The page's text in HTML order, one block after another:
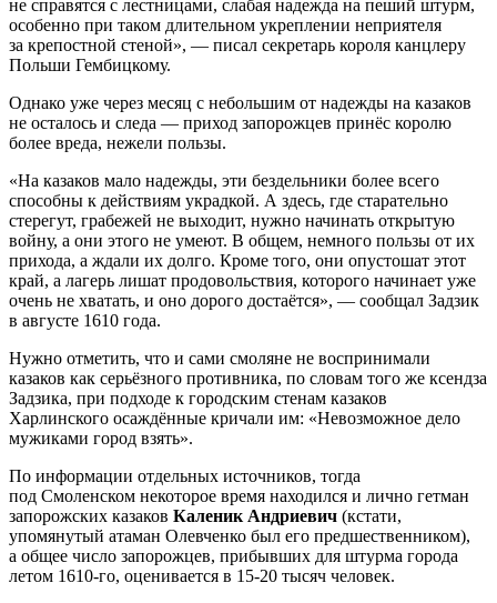
не справятся с лестницами, слабая надежда на пеший штурм,
особенно при таком длительном укреплении неприятеля
за крепостной стеной», — писал секретарь короля канцлеру
Польши Гембицкому.
Однако уже через месяц с небольшим от надежды на казаков
не осталось и следа — приход запорожцев принёс королю
более вреда, нежели пользы.
«На казаков мало надежды, эти бездельники более всего
способны к действиям украдкой. А здесь, где старательно
стерегут, грабежей не выходит, нужно начинать открытую
войну, а они этого не умеют. В общем, немного пользы от их
прихода, а ждали их долго. Кроме того, они опустошат этот
край, а лагерь лишат продовольствия, которого начинает уже
очень не хватать, и оно дорого достаётся», — сообщал Задзик
в августе 1610 года.
Нужно отметить, что и сами смоляне не воспринимали
казаков как серьёзного противника, по словам того же ксендза
Задзика, при подходе к городским стенам казаков
Харлинского осаждённые кричали им: «Невозможное дело
мужиками город взять».
По информации отдельных источников, тогда
под Смоленском некоторое время находился и лично гетман
запорожских казаков Каленик Андриевич (кстати,
упомянутый атаман Олевченко был его предшественником),
а общее число запорожцев, прибывших для штурма города
летом 1610-го, оценивается в 15-20 тысяч человек.